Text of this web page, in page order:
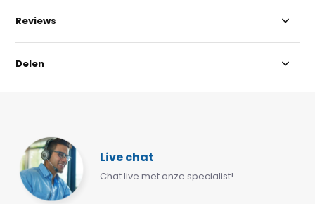
Reviews
Delen
Live chat
Chat live met onze specialist!